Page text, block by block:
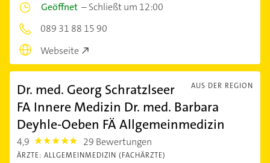
Geöffnet –Schließt um 12:00
089 31 88 15 90
Webseite
AUS DER REGION
Dr. med. Georg Schratzlseer
FA Innere Medizin Dr. med. Barbara
Deyhle-Oeben FÄ Allgemeinmedizin
4,9 4.9 29 Bewertungen
ÄRZTE: ALLGEMEINMEDIZIN (FACHÄRZTE)